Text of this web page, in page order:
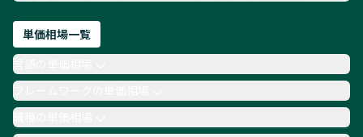
単価相場一覧
職種の単価相場